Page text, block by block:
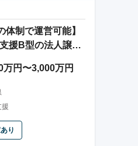
体制で運営可能】
援B型の法人譲渡
万円〜3,000万円
援
り